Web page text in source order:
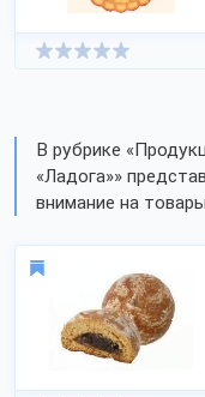
В рубрике
«Ладога»»
внимание на